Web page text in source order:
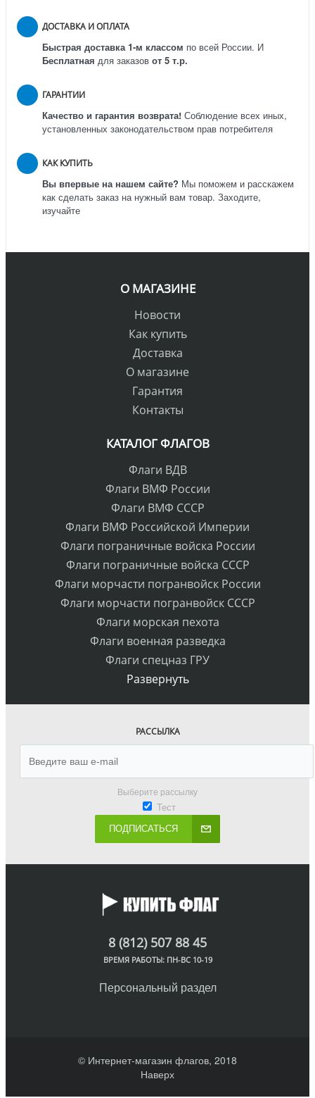
ДОСТАВКА И ОПЛАТА
Быстрая доставка 1-м классом по всей России. И
Бесплатная для заказов от 5 т.р.
ГАРАНТИИ
Качество и гарантия возврата! Соблюдение всех иных,
установленных законодательством прав потребителя
КАК КУПИТЬ
Вы впервые на нашем сайте? Мы поможем и расскажем
как сделать заказ на нужный вам товар. Заходите,
изучайте
О МАГАЗИНЕ
Новости
Как купить
Доставка
О магазине
Гарантия
Контакты
КАТАЛОГ ФЛАГОВ
Флаги ВДВ
Флаги ВМФ России
Флаги ВМФ СССР
Флаги ВМФ Российской Империи
Флаги пограничные войска России
Флаги пограничные войска СССР
Флаги морчасти погранвойск России
Флаги морчасти погранвойск СССР
Флаги морская пехота
Флаги военная разведка
Флаги спецназ ГРУ
Развернуть
РАССЫЛКА
Выберите рассылку
Тест
ПОДПИСАТЬСЯ
8 (812) 507 88 45
ВРЕМЯ РАБОТЫ: ПН-ВС 10-19
Персональный раздел
© Интернет-магазин флагов, 2018
Наверх